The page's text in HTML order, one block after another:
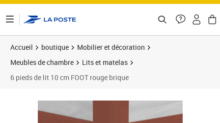
Accueil boutique
Mobilier et décoration
Meubles de chambre
Lits et matelas
6 pieds de lit 10 cm FOOT rouge brique